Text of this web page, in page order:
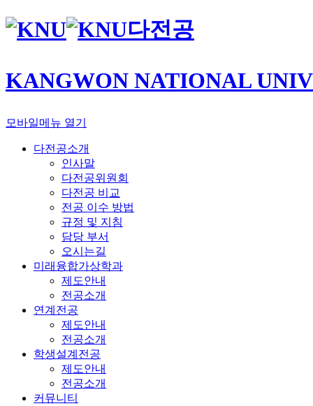
다전공
KANGWON NATIONAL
모바일메뉴 열기
다전공소개
인사말
다전공위원회
다전공 비교
전공 이수 방법
규정 및 지침
담당 부서
오시는길
미래융합가상학과
제도안내
전공소개
연계전공
제도안내
전공소개
학생설계전공
제도안내
전공소개
커뮤니티